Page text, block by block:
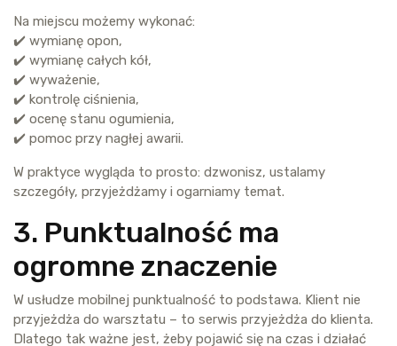
Na miejscu możemy wykonać:
✔️ wymianę opon,
✔️ wymianę całych kół,
✔️ wyważenie,
✔️ kontrolę ciśnienia,
✔️ ocenę stanu ogumienia,
✔️ pomoc przy nagłej awarii.
W praktyce wygląda to prosto: dzwonisz, ustalamy
szczegóły, przyjeżdżamy i ogarniamy temat.
3. Punktualność ma
ogromne znaczenie
W usłudze mobilnej punktualność to podstawa. Klient nie
przyjeżdża do warsztatu – to serwis przyjeżdża do klienta.
Dlatego tak ważne jest, żeby pojawić się na czas i działać